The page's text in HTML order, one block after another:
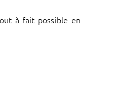
à fait possible en